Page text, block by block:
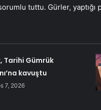
tuttu. Gürler, yaptığı
Tarihi Gümrük
kavuştu
7, 2026